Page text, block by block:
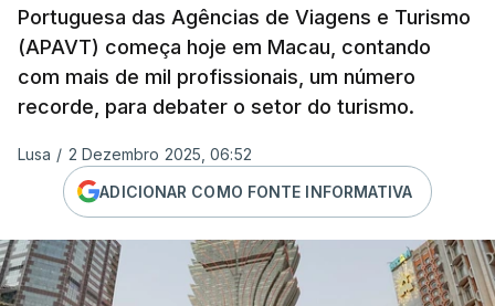
Portuguesa das Agências de Viagens e Turismo
(APAVT) começa hoje em Macau, contando
com mais de mil profissionais, um número
recorde, para debater o setor do turismo.
Lusa / 2 Dezembro 2025, 06:52
ADICIONAR COMO FONTE INFORMATIVA